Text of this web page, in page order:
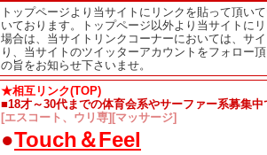
トップページより当サイトにリンクを貼って頂い
いております。トップページ以外より当サイトに
場合は、当サイトリンクコーナーにおいては、サ
り、当サイトのツイッターアカウントをフォロー
の旨をお知らせ下さいませ。
★相互リンク(TOP)
■18才～30代までの体育会系やサーファー系募集中
[エスコート、ウリ専][マッサージ]
●Touch＆Feel